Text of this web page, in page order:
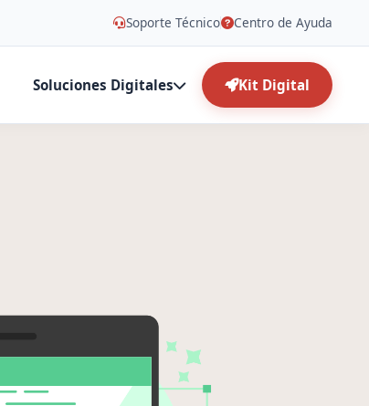
Soporte Técnico Centro de Ayuda
Soluciones Digitales Kit Digital